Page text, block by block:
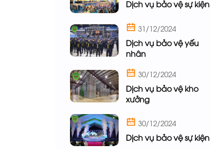
Dịch vụ bảo vệ sự kiện
31/12/2024
Dịch vụ bảo vệ yếu
nhân
30/12/2024
Dịch vụ bảo vệ kho
xưởng
30/12/2024
Dịch vụ bảo vệ sự kiện